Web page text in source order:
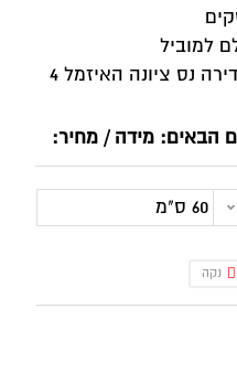
: ממרכז סוגרים הכל לדירה נס ציונה האיזמל 4
הבאים: מידה / מחיר:
60 ס"מ
נקה